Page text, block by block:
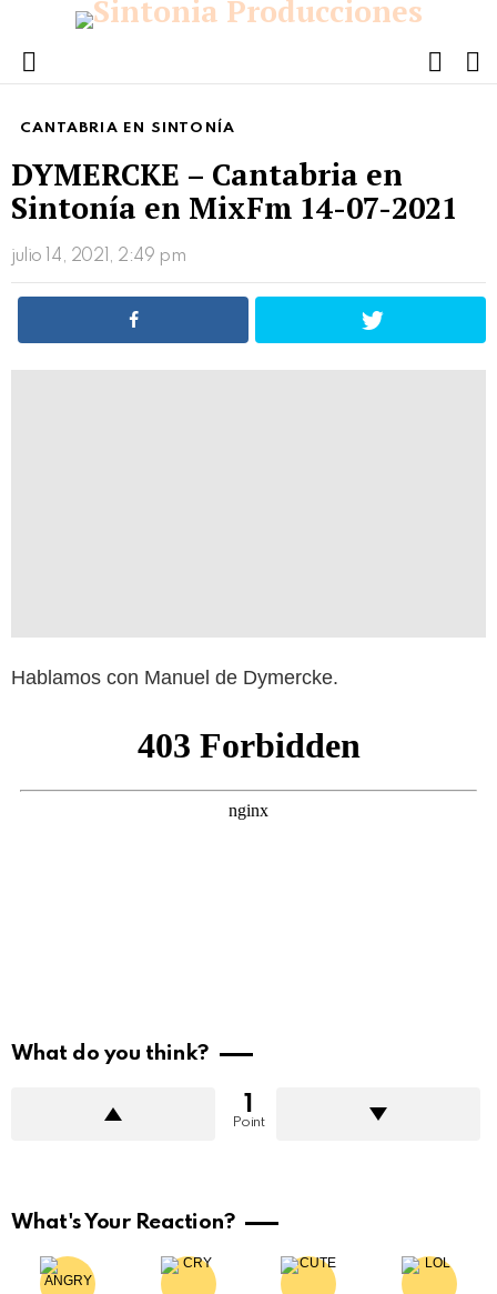
Menu
CANTABRIA EN SINTONÍA
DYMERCKE – Cantabria en
Sintonía en MixFm 14-07-2021
julio 14, 2021, 2:49 pm
Hablamos con Manuel de Dymercke.
What do you think?
1
Point
What's Your Reaction?